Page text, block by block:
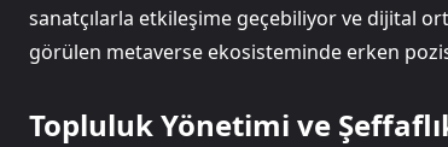
sanatçılarla etkileşime geçebiliyor ve dijital
görülen metaverse ekosisteminde erken
Topluluk Yönetimi ve